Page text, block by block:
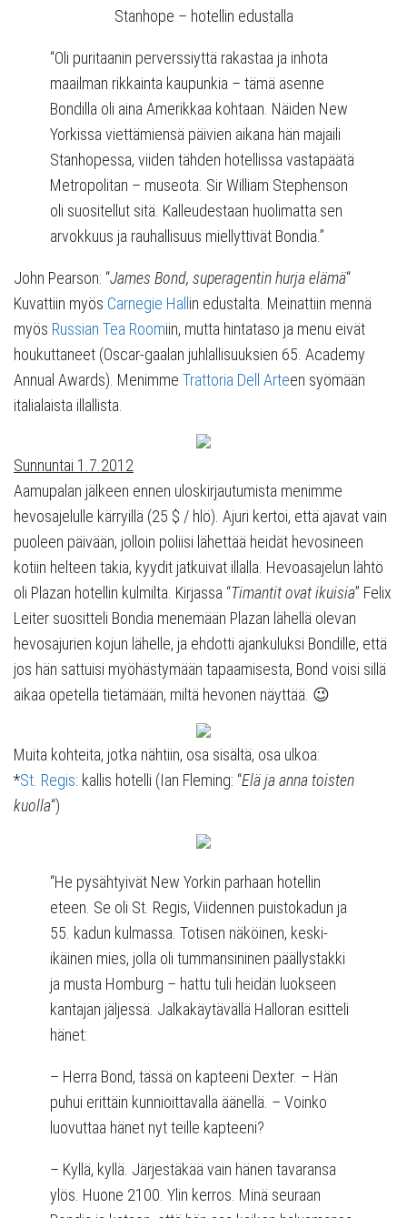
Stanhope – hotellin edustalla
“Oli puritaanin perverssiyttä rakastaa ja inhota
maailman rikkainta kaupunkia – tämä asenne
Bondilla oli aina Amerikkaa kohtaan. Näiden New
Yorkissa viettämiensä päivien aikana hän majaili
Stanhopessa, viiden tähden hotellissa vastapäätä
Metropolitan – museota. Sir William Stephenson
oli suositellut sitä. Kalleudestaan huolimatta sen
arvokkuus ja rauhallisuus miellyttivät Bondia.”
John Pearson: “James Bond, superagentin hurja elämä“
Kuvattiin myös Carnegie Hallin edustalta. Meinattiin mennä
myös Russian Tea Roomiin, mutta hintataso ja menu eivät
houkuttaneet (Oscar-gaalan juhlallisuuksien 65. Academy
Annual Awards). Menimme Trattoria Dell Arteen syömään
italialaista illallista.
Sunnuntai 1.7.2012
Aamupalan jälkeen ennen uloskirjautumista menimme
hevosajelulle kärryillä (25 $ / hlö). Ajuri kertoi, että ajavat vain
puoleen päivään, jolloin poliisi lähettää heidät hevosineen
kotiin helteen takia, kyydit jatkuivat illalla. Hevoasajelun lähtö
oli Plazan hotellin kulmilta. Kirjassa “Timantit ovat ikuisia” Felix
Leiter suositteli Bondia menemään Plazan lähellä olevan
hevosajurien kojun lähelle, ja ehdotti ajankuluksi Bondille, että
jos hän sattuisi myöhästymään tapaamisesta, Bond voisi sillä
aikaa opetella tietämään, miltä hevonen näyttää. 😉
Muita kohteita, jotka nähtiin, osa sisältä, osa ulkoa:
*St. Regis: kallis hotelli (Ian Fleming: “Elä ja anna toisten
kuolla“)
“He pysähtyivät New Yorkin parhaan hotellin
eteen. Se oli St. Regis, Viidennen puistokadun ja
55. kadun kulmassa. Totisen näköinen, keski-
ikäinen mies, jolla oli tummansininen päällystakki
ja musta Homburg – hattu tuli heidän luokseen
kantajan jäljessä. Jalkakäytävällä Halloran esitteli
hänet:
– Herra Bond, tässä on kapteeni Dexter. – Hän
puhui erittäin kunnioittavalla äänellä. – Voinko
luovuttaa hänet nyt teille kapteeni?
– Kyllä, kyllä. Järjestäkää vain hänen tavaransa
ylös. Huone 2100. Ylin kerros. Minä seuraan